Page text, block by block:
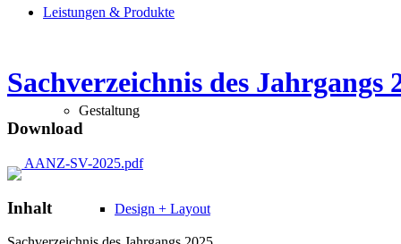
Leistungen & Produkte
Gestaltung
Design + Layout
Sachverzeichnis des Jahrgangs
Download
AANZ-SV-2025.pdf
Inhalt